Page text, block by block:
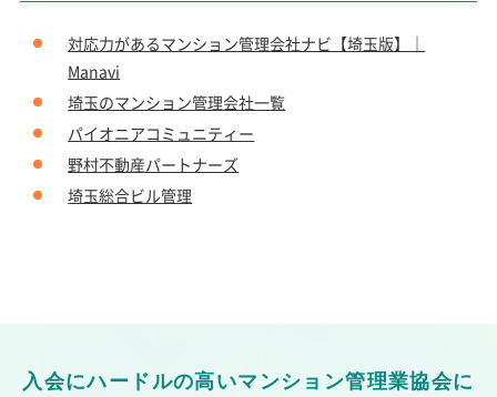
対応力があるマンション管理会社ナビ【埼玉版】｜
Manavi
埼玉のマンション管理会社一覧
パイオニアコミュニティー
野村不動産パートナーズ
埼玉総合ビル管理
入会にハードルの高いマンション管理業協会に